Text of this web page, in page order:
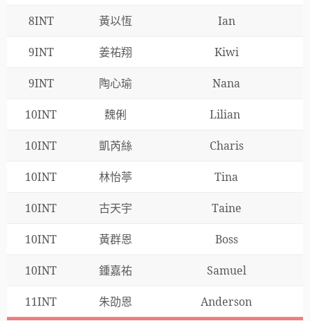
8INT 黃以恆 Ian
9INT 姜祐翔 Kiwi
9INT 陶心瑜 Nana
10INT 魏俐 Lilian
10INT 凱芮絲 Charis
10INT 林怡葶 Tina
10INT 古天宇 Taine
10INT 黃群恩 Boss
10INT 鍾嘉祐 Samuel
11INT 朱劭恩 Anderson